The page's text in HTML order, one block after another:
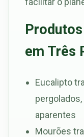
em Três
Eucalipto
aparentes
Mourões